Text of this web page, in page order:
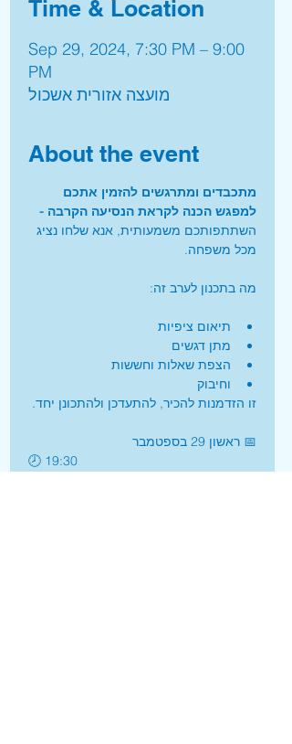
Time & Location
Sep 29, 2024, 7:30 PM – 9:00
PM
מועצה אזורית אשכול
About the event
מתכבדים ומתרגשים להזמין אתכם
למפגש הכנה לקראת הנסיעה הקרבה -
השתתפותכם משמעותית, אנא שלחו נציג
מכל משפחה.
מה בתכנון לערב זה:
תיאום ציפיות
מתן דגשים
הצפת שאלות וחששות
וחיבוק
זו הזדמנות להכיר, להתעדכן ולהתכונן יחד.
📅 ראשון 29 בספטמבר
🕗 19:30